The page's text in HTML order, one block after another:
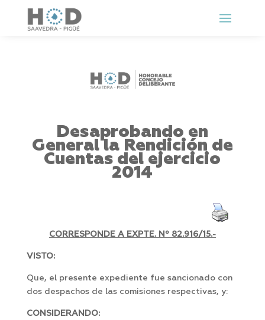
Desaprobando en
General la Rendición de
Cuentas del ejercicio
2014
CORRESPONDE A EXPTE. Nº 82.916/15.-
VISTO:
Que, el presente expediente fue sancionado con
dos despachos de las comisiones respectivas, y:
CONSIDERANDO: